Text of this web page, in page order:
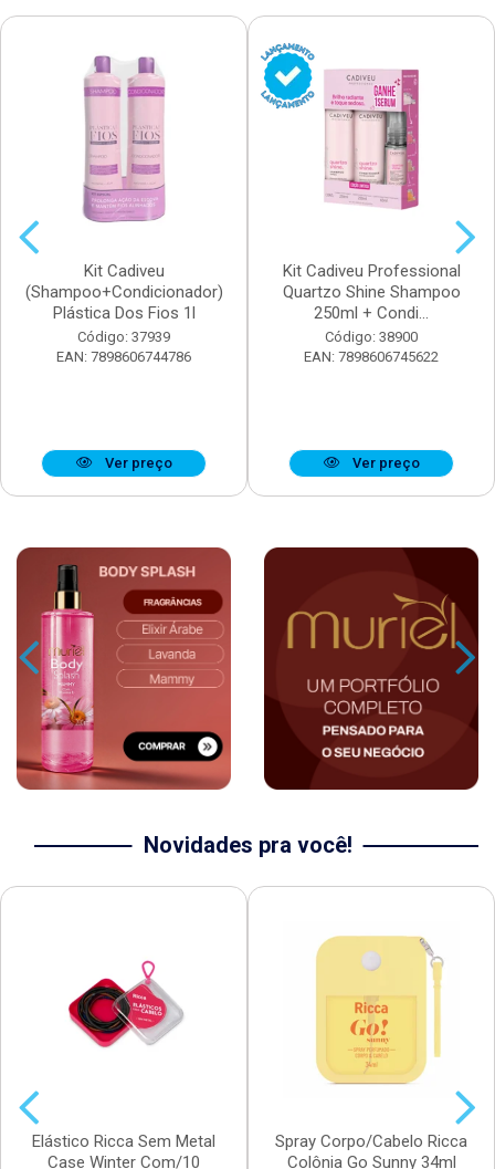
Kit Cadiveu
(Shampoo+Condicionador)
Plástica Dos Fios 1l
Código: 37939
EAN: 7898606744786
Ver preço
Kit Cadiveu Professional
Quartzo Shine Shampoo
250ml + Condi...
Código: 38900
EAN: 7898606745622
Ver preço
Novidades pra você!
Elástico Ricca Sem Metal
Case Winter Com/10
Spray Corpo/Cabelo Ricca
Colônia Go Sunny 34ml